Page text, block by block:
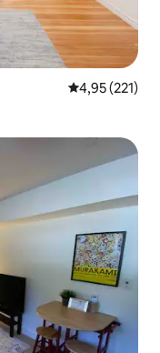
4,95 de uma
4,95 (221)